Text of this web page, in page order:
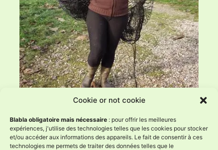
Cookie or not cookie
Blabla obligatoire mais nécessaire : pour offrir les meilleures
expériences, j'utilise des technologies telles que les cookies pour stocker
et/ou accéder aux informations des appareils. Le fait de consentir à ces
technologies me permets de traiter des données telles que le
Folklore Bressan ?